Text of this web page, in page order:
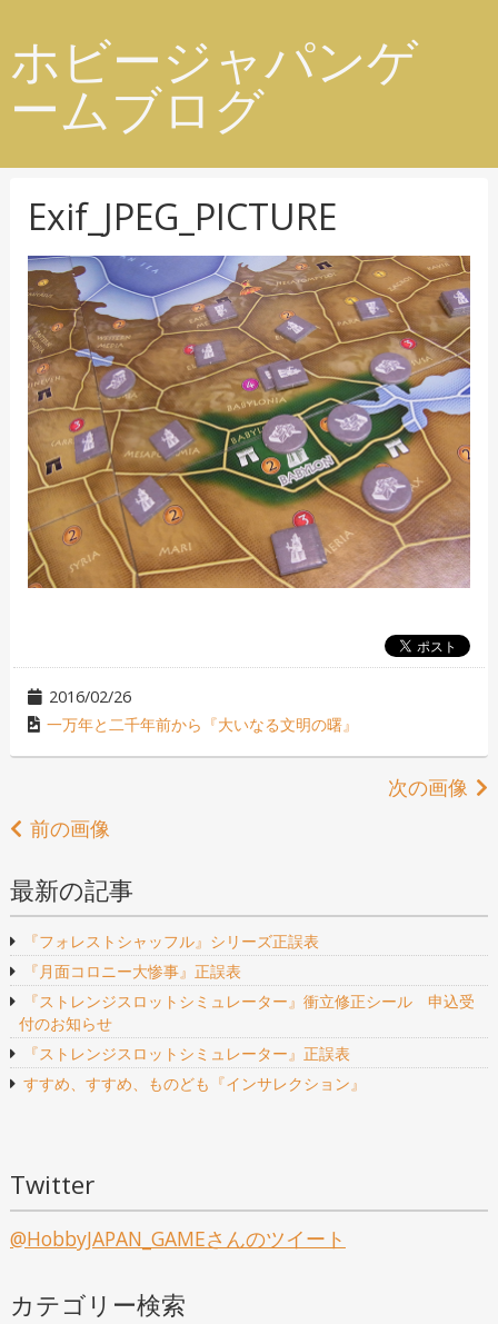
ホビージャパンゲ
ームブログ
Exif_JPEG_PICTURE
2016/02/26
一万年と二千年前から『大いなる文明の曙』
次の画像
前の画像
最新の記事
『フォレストシャッフル』シリーズ正誤表
『月面コロニー大惨事』正誤表
『ストレンジスロットシミュレーター』衝立修正シール 申込受
付のお知らせ
『ストレンジスロットシミュレーター』正誤表
すすめ、すすめ、ものども『インサレクション』
Twitter
@HobbyJAPAN_GAMEさんのツイート
カテゴリー検索